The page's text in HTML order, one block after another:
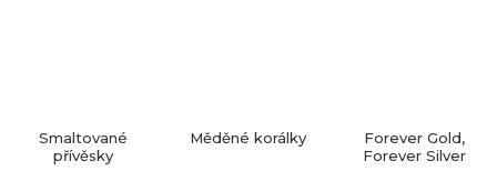
Smaltované
přívěsky
Měděné korálky
Forever Gold,
Forever Silver